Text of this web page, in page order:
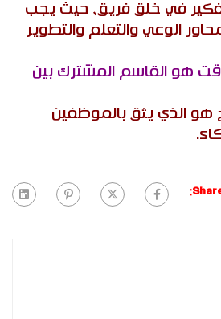
في خلق فريق، حيث يجب
الوعي والتعلم والتطوير
هو القاسم المشترك بين
هو الذي يثق بالموظفين